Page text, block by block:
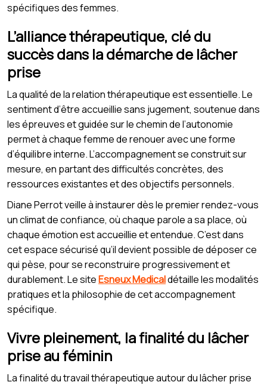
spécifiques des femmes.
L’alliance thérapeutique, clé du
succès dans la démarche de lâcher
prise
La qualité de la relation thérapeutique est essentielle. Le
sentiment d’être accueillie sans jugement, soutenue dans
les épreuves et guidée sur le chemin de l’autonomie
permet à chaque femme de renouer avec une forme
d’équilibre interne. L’accompagnement se construit sur
mesure, en partant des difficultés concrètes, des
ressources existantes et des objectifs personnels.
Diane Perrot veille à instaurer dès le premier rendez-vous
un climat de confiance, où chaque parole a sa place, où
chaque émotion est accueillie et entendue. C’est dans
cet espace sécurisé qu’il devient possible de déposer ce
qui pèse, pour se reconstruire progressivement et
durablement. Le siteEsneux Medicaldétaille les modalités
pratiques et la philosophie de cet accompagnement
spécifique.
Vivre pleinement, la finalité du lâcher
prise au féminin
La finalité du travail thérapeutique autour du lâcher prise